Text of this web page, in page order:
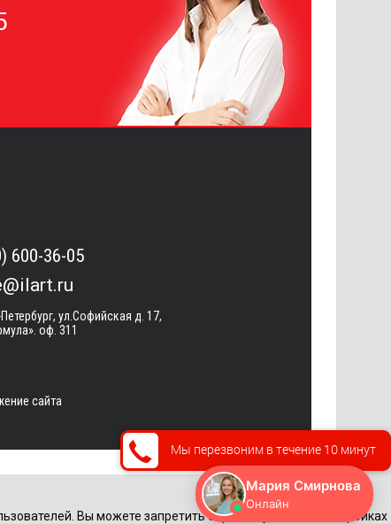
600-36-05
ул.Софийская д. 17,
оф. 311
сайта
Вы можете запретить обработку cookie в настройках
Мы перезвоним в течение 10 минут